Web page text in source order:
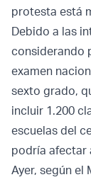
protesta está
Debido a las
considerando
examen
sexto grado,
incluir 1.200
escuelas del
podría afectar
Ayer, según el